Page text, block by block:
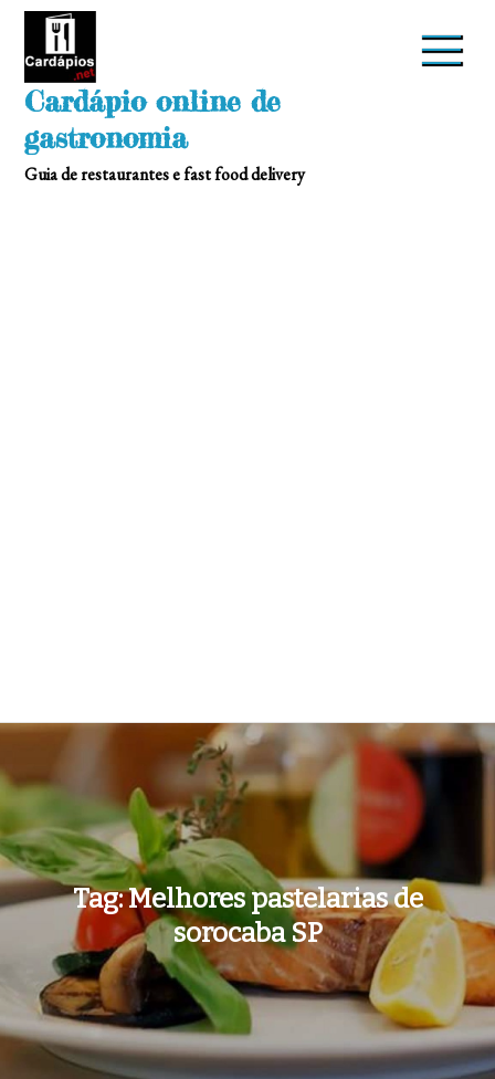
Skip
Cardápio online de
gastronomia
Guia de restaurantes e fast food delivery
Tag:Melhores pastelarias de
sorocaba SP